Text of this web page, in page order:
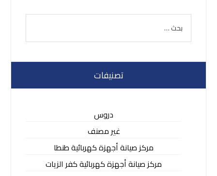
تصنيفات
دروس
غير مصنف
مركز صيانة أجهزة كهربائية طنطا
مركز صيانة أجهزة كهربائية كفر الزيات